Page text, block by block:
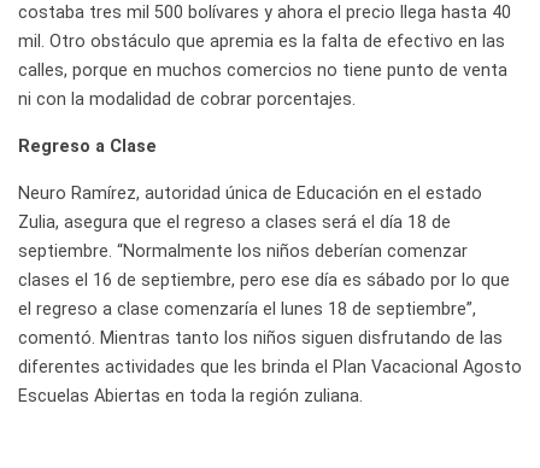
costaba tres mil 500 bolívares y ahora el precio llega hasta 40
mil. Otro obstáculo que apremia es la falta de efectivo en las
calles, porque en muchos comercios no tiene punto de venta
ni con la modalidad de cobrar porcentajes.
Regreso a Clase
Neuro Ramírez, autoridad única de Educación en el estado
Zulia, asegura que el regreso a clases será el día 18 de
septiembre. “Normalmente los niños deberían comenzar
clases el 16 de septiembre, pero ese día es sábado por lo que
el regreso a clase comenzaría el lunes 18 de septiembre”,
comentó. Mientras tanto los niños siguen disfrutando de las
diferentes actividades que les brinda el Plan Vacacional Agosto
Escuelas Abiertas en toda la región zuliana.